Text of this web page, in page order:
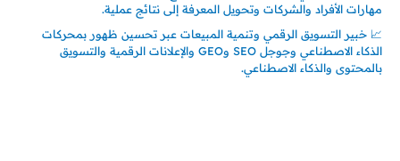
مهارات الأفراد والشركات وتحويل المعرفة إلى نتائج عملية.
📈 خبير التسويق الرقمي وتنمية المبيعات عبر تحسين ظهور بمحركات
الذكاء الاصطناعي وجوجل SEO وGEO والإعلانات الرقمية والتسويق
بالمحتوى والذكاء الاصطناعي.